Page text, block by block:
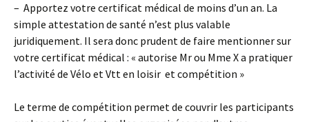
– Apportez votre certificat médical de moins d’un an. La
simple attestation de santé n’est plus valable
juridiquement. Il sera donc prudent de faire mentionner sur
votre certificat médical : « autorise Mr ou Mme X a pratiquer
l’activité de Vélo et Vtt en loisir et compétition »
Le terme de compétition permet de couvrir les participants